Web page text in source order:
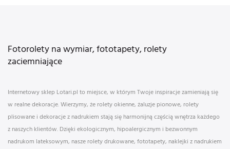
Fotorolety na wymiar, fototapety, rolety
zaciemniające
Internetowy sklep Lotari.pl to miejsce, w którym Twoje inspiracje zamieniają się
w realne dekoracje. Wierzymy, że rolety okienne, żaluzje pionowe, rolety
plisowane i dekoracje z nadrukiem stają się harmonijną częścią wnętrza każdego
z naszych klientów. Dzięki ekologicznym, hipoalergicznym i bezwonnym
nadrukom lateksowym, nasze rolety drukowane, fototapety, naklejki z nadrukiem